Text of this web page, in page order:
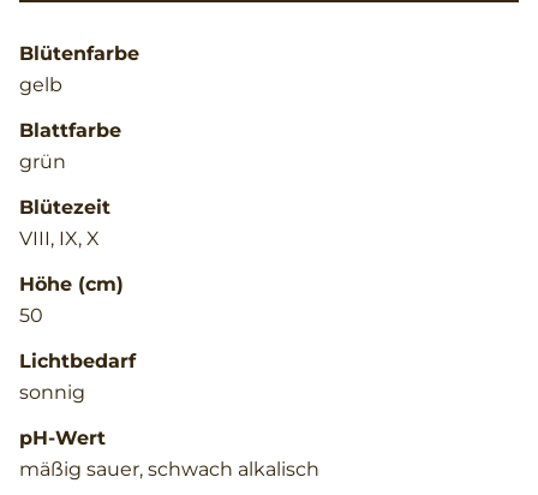
Blütenfarbe
gelb
Blattfarbe
grün
Blütezeit
VIII, IX, X
Höhe (cm)
50
Lichtbedarf
sonnig
pH-Wert
mäßig sauer, schwach alkalisch